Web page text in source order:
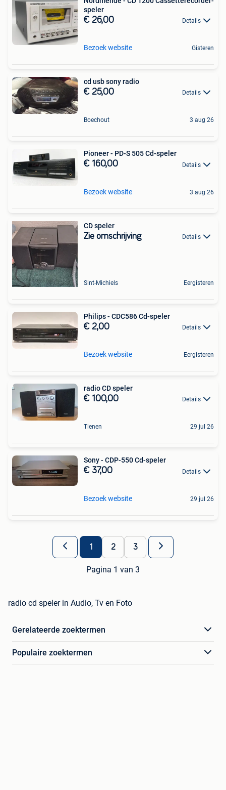
speler
€ 26,00 Details
Bezoek website Gisteren
cd usb sony radio
€ 25,00 Details
Boechout 3 aug 26
Pioneer - PD-S 505 Cd-speler
€ 160,00 Details
Bezoek website 3 aug 26
CD speler
Zie omschrijving Details
Sint-Michiels Eergisteren
Philips - CDC586 Cd-speler
€ 2,00 Details
Bezoek website Eergisteren
radio CD speler
€ 100,00 Details
Tienen 29 jul 26
Sony - CDP-550 Cd-speler
€ 37,00 Details
Bezoek website 29 jul 26
1 2 3
Pagina 1 van 3
radio cd speler in Audio, Tv en Foto
Gerelateerde zoektermen
Populaire zoektermen